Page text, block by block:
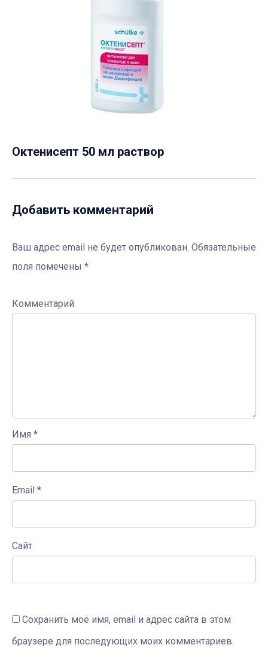
Октенисепт 50 мл раствор
Добавить комментарий
Ваш адрес email не будет опубликован. Обязательные
поля помечены *
Комментарий
Имя *
Email *
Сайт
Сохранить моё имя, email и адрес сайта в этом
браузере для последующих моих комментариев.